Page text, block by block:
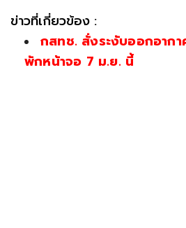
ข่าวที่เกี่ยวข้อง :
กสทช. สั่งระงับออกอากา
พักหน้าจอ 7 ม.ย. นี้